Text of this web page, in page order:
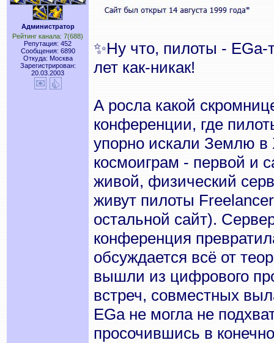
Администратор
Рейтинг канала: 7(688)
Репутация: 452
Сообщения: 6890
Откуда: Москва
Зарегистрирован:
20.03.2003
✨Ну что, пилоты -
лет как-никак!
А росла какой
конференции, где
упорно искали Землю в
космоиграм - первой и
живой, физический
живут пилоты
остальной сайт).
конференция
обсуждается всё от
вышли из цифрового
встреч, совместных
EGа не могла не
просочившись в